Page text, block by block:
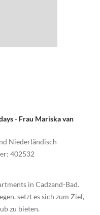
- Frau Mariska van
Niederländisch
: 402532
in Cadzand-Bad.
setzt es sich zum Ziel,
zu bieten.